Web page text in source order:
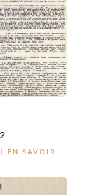
EN SAVOIR